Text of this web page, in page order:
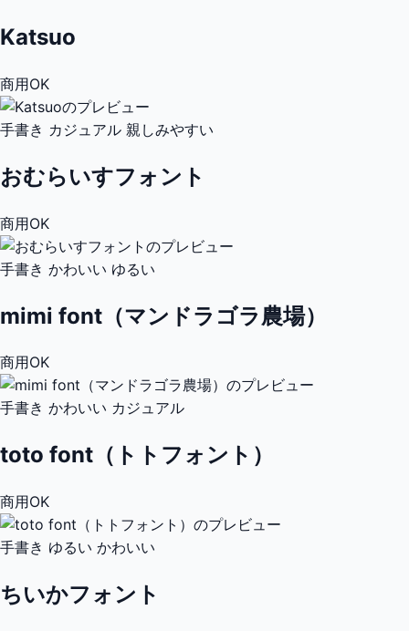
Katsuo
商用OK
手書き カジュアル 親しみやすい
おむらいすフォント
商用OK
手書き かわいい ゆるい
mimi font（マンドラゴラ農場）
商用OK
手書き かわいい カジュアル
toto font（トトフォント）
商用OK
手書き ゆるい かわいい
ちいかフォント